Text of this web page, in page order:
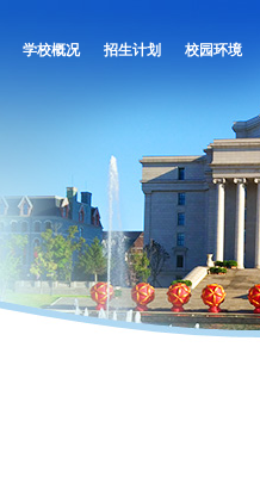
学校概况 招生计划 校园环境